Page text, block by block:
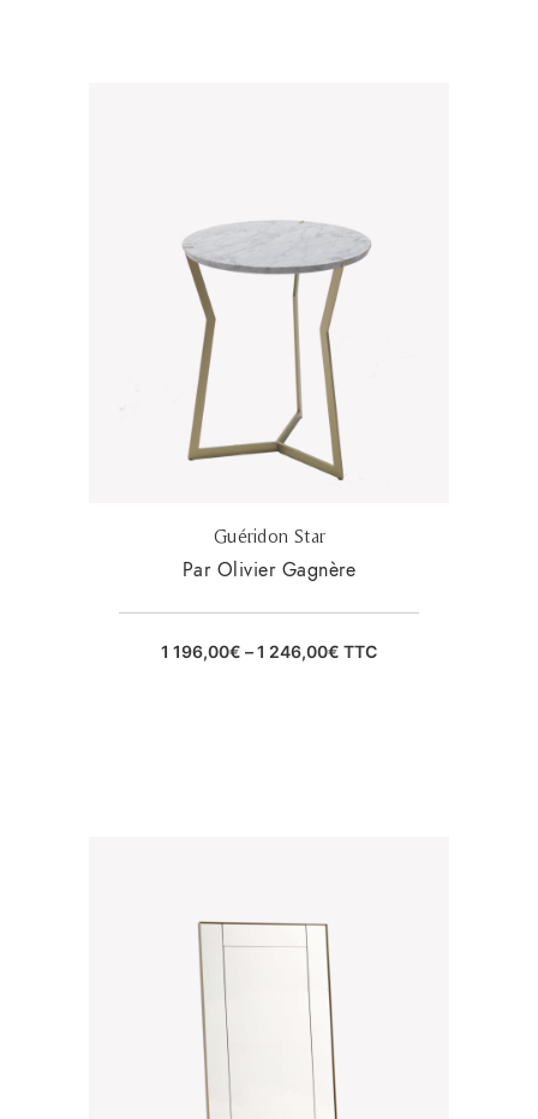
Guéridon Star
Par Olivier Gagnère
1 196,00€ –1 246,00€ TTC